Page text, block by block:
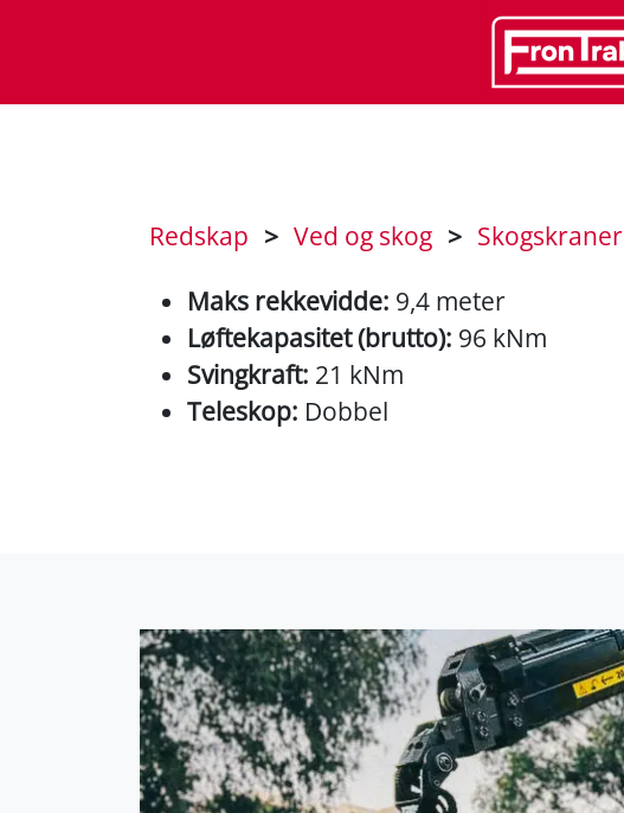
Redskap > Ved og skog > Skogskraner
Maks rekkevidde: 9,4 meter
Løftekapasitet (brutto): 96 kNm
Svingkraft: 21 kNm
Teleskop: Dobbel